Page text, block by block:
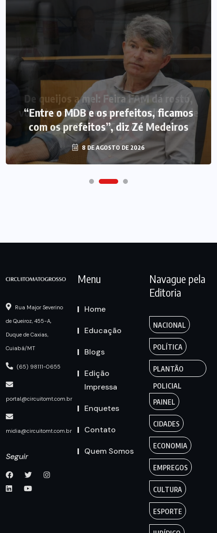
“Entre o MDB e os prefeitos, ficamos
com os prefeitos”, diz Zé Medeiros
8 DE AGOSTO DE 2026
Rua Major Severino
de Queiroz, 455-A,
Duque de Caxias,
Cuiabá/MT
(65) 98111-0655
portal@circuitomt.com.br
midia@circuitomt.com.br
Seguir
Menu
Home
Educação
Blogs
Edição
Impressa
Enquetes
Contato
Quem Somos
Navague pela
Editoria
NACIONAL
POLÍTICA
PLANTÃO
POLICIAL
PAINEL
CIDADES
ECONOMIA
EMPREGOS
CULTURA
ESPORTE